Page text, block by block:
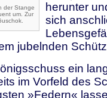
der Stange
um. Zur
herunter
sich
jubelnden
ein
im Vorfeld des
»Federn«